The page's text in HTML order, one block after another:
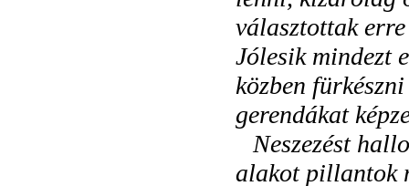
választottak
Jólesik mindezt
közben
gerendákat
Neszezést
alakot pillantok